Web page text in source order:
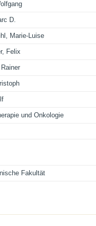
D.
Marie-Luise
Felix
und Onkologie
Fakultät